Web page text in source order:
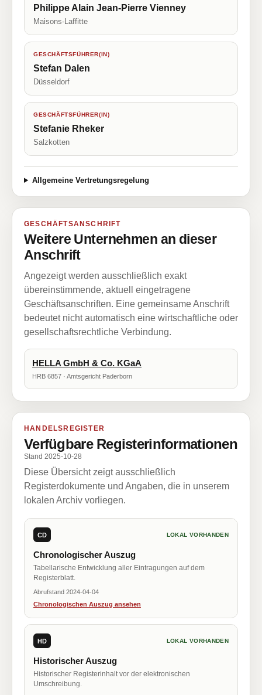
Philippe Alain Jean-Pierre Vienney
Maisons-Laffitte
GESCHÄFTSFÜHRER(IN)
Stefan Dalen
Düsseldorf
GESCHÄFTSFÜHRER(IN)
Stefanie Rheker
Salzkotten
Allgemeine Vertretungsregelung
GESCHÄFTSANSCHRIFT
Weitere Unternehmen an dieser
Anschrift
Angezeigt werden ausschließlich exakt
übereinstimmende, aktuell eingetragene
Geschäftsanschriften. Eine gemeinsame Anschrift
bedeutet nicht automatisch eine wirtschaftliche oder
gesellschaftsrechtliche Verbindung.
HELLA GmbH & Co. KGaA
HRB 6857 · Amtsgericht Paderborn
HANDELSREGISTER
Verfügbare Registerinformationen
Stand 2025-10-28
Diese Übersicht zeigt ausschließlich
Registerdokumente und Angaben, die in unserem
lokalen Archiv vorliegen.
CD LOKAL VORHANDEN
Chronologischer Auszug
Tabellarische Entwicklung aller Eintragungen auf dem
Registerblatt.
Abrufstand 2024-04-04
Chronologischen Auszug ansehen
HD LOKAL VORHANDEN
Historischer Auszug
Historischer Registerinhalt vor der elektronischen
Umschreibung.